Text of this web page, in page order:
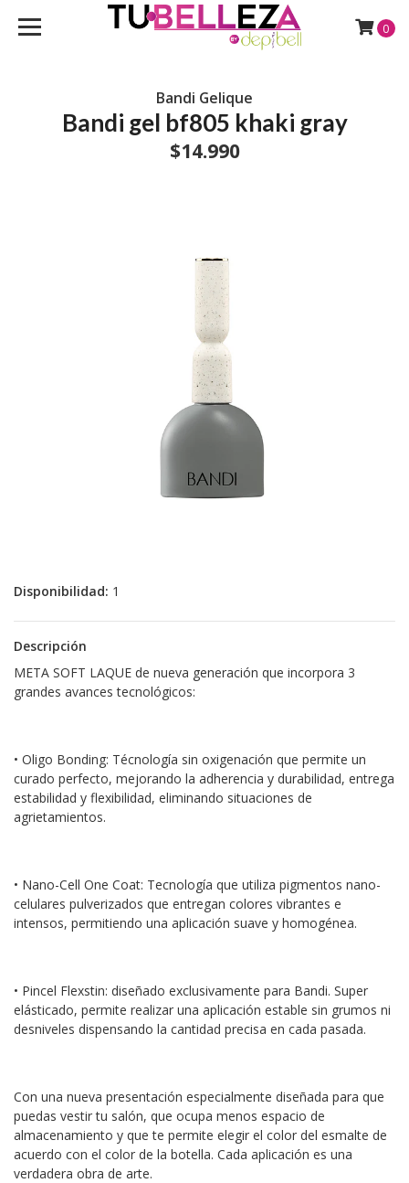
0
Bandi Gelique
Bandi gel bf805 khaki gray
$14.990
Disponibilidad: 1
Descripción
META SOFT LAQUE de nueva generación que incorpora 3
grandes avances tecnológicos:
• Oligo Bonding: Técnología sin oxigenación que permite un
curado perfecto, mejorando la adherencia y durabilidad, entrega
estabilidad y flexibilidad, eliminando situaciones de
agrietamientos.
• Nano-Cell One Coat: Tecnología que utiliza pigmentos nano-
celulares pulverizados que entregan colores vibrantes e
intensos, permitiendo una aplicación suave y homogénea.
• Pincel Flexstin: diseñado exclusivamente para Bandi. Super
elásticado, permite realizar una aplicación estable sin grumos ni
desniveles dispensando la cantidad precisa en cada pasada.
Con una nueva presentación especialmente diseñada para que
puedas vestir tu salón, que ocupa menos espacio de
almacenamiento y que te permite elegir el color del esmalte de
acuerdo con el color de la botella. Cada aplicación es una
verdadera obra de arte.